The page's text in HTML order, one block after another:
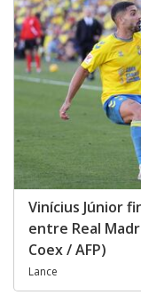
Vinícius Júnior
entre Real
Coex / AFP)
Lance